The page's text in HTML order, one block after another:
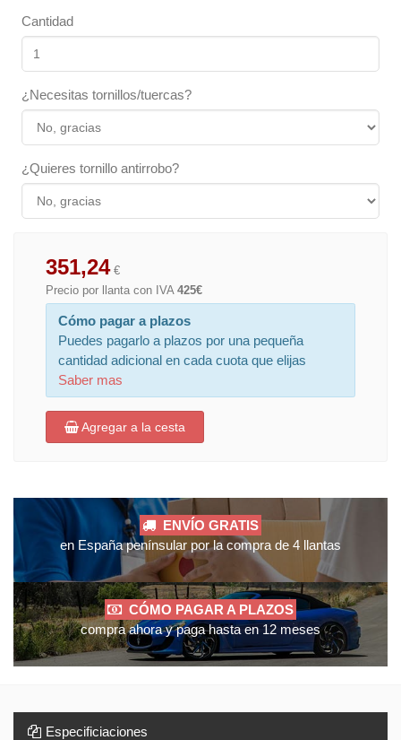
Cantidad
¿Necesitas tornillos/tuercas?
¿Quieres tornillo antirrobo?
351,24 €
Precio por llanta con IVA 425€
Cómo pagar a plazos
Puedes pagarlo a plazos por una pequeña
cantidad adicional en cada cuota que elijas
Saber mas
Agregar a la cesta
ENVÍO GRATIS
en España penínsular por la compra de 4 llantas
CÓMO PAGAR A PLAZOS
compra ahora y paga hasta en 12 meses
Especificiaciones